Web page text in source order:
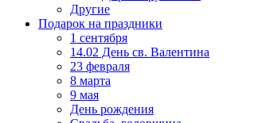
Другие
Подарок на праздники
1 сентября
14.02 День св. Валентина
23 февраля
8 марта
9 мая
День рождения